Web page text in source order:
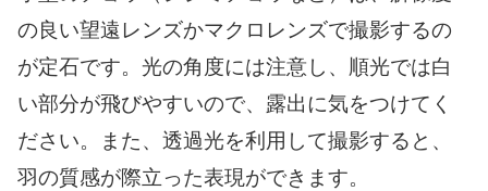
の良い望遠レンズかマクロレンズで撮影するの
が定石です。光の角度には注意し、順光では白
い部分が飛びやすいので、露出に気をつけてく
ださい。また、透過光を利用して撮影すると、
羽の質感が際立った表現ができます。